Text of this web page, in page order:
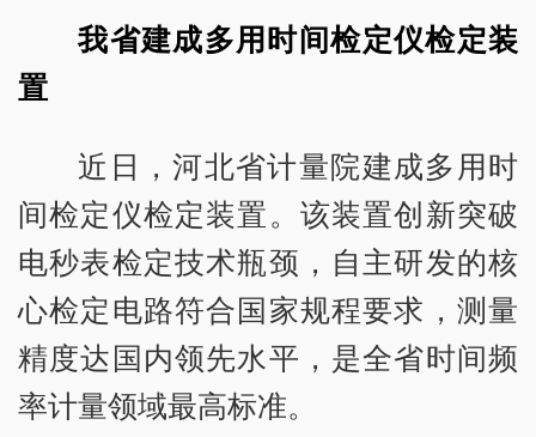
我省建成多用时间检定仪检定装
置
近日，河北省计量院建成多用时
间检定仪检定装置。该装置创新突破
电秒表检定技术瓶颈，自主研发的核
心检定电路符合国家规程要求，测量
精度达国内领先水平，是全省时间频
率计量领域最高标准。